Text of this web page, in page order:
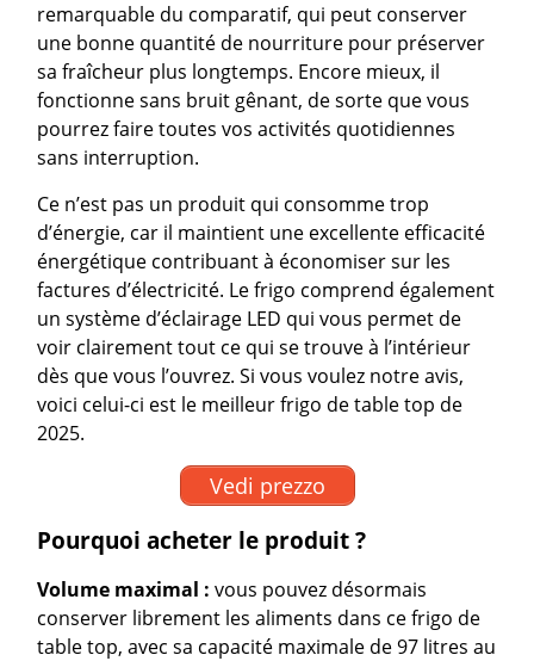
remarquable du comparatif, qui peut conserver
une bonne quantité de nourriture pour préserver
sa fraîcheur plus longtemps. Encore mieux, il
fonctionne sans bruit gênant, de sorte que vous
pourrez faire toutes vos activités quotidiennes
sans interruption.
Ce n’est pas un produit qui consomme trop
d’énergie, car il maintient une excellente efficacité
énergétique contribuant à économiser sur les
factures d’électricité. Le frigo comprend également
un système d’éclairage LED qui vous permet de
voir clairement tout ce qui se trouve à l’intérieur
dès que vous l’ouvrez. Si vous voulez notre avis,
voici celui-ci est le meilleur frigo de table top de
2025.
Vedi prezzo
Pourquoi acheter le produit ?
Volume maximal :vous pouvez désormais
conserver librement les aliments dans ce frigo de
table top, avec sa capacité maximale de 97 litres au